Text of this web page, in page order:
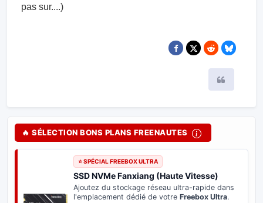
pas sur....)
🔥 SÉLECTION BONS PLANS FREENAUTES
⭐ SPÉCIAL FREEBOX ULTRA
SSD NVMe Fanxiang (Haute Vitesse)
Ajoutez du stockage réseau ultra-rapide dans
l'emplacement dédié de votre Freebox Ultra.